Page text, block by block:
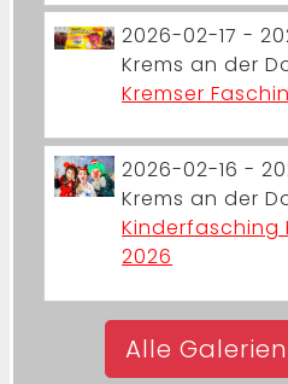
2026-02-17 -
Krems an der
Kremser
2026-02-16 -
Krems an der
Kinderfasching
2026
Alle